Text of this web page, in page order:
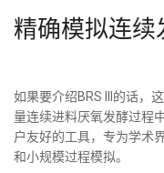
精确模拟连续
如果要介绍BRS III的话，
量连续进料厌氧发酵过程
户友好的工具，专为学术
和小规模过程模拟。